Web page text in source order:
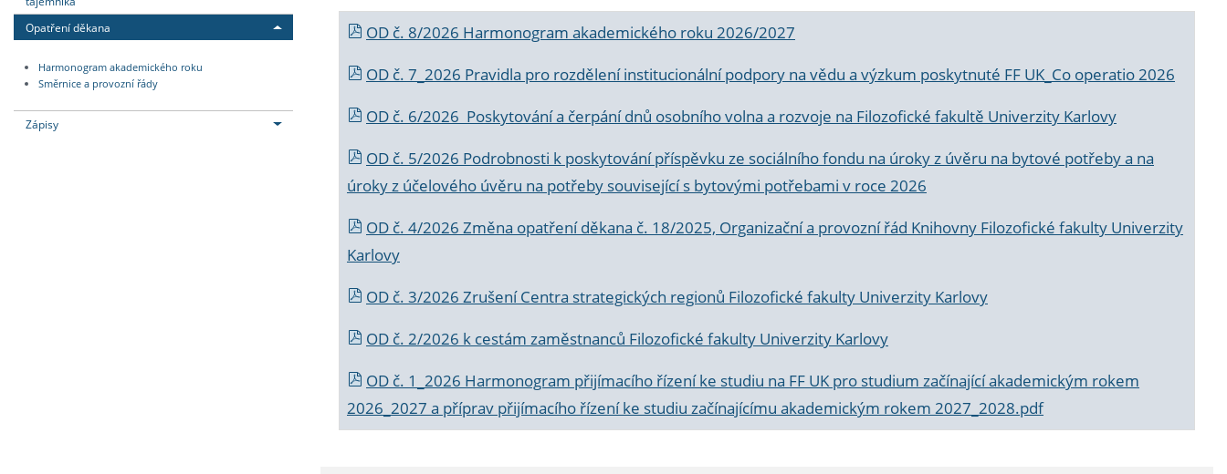
Opatření děkana
Harmonogram akademického roku
Směrnice a provozní řády
Zápisy
OD č. 8/2026 Harmonogram akademického roku 2026/2027
OD č. 7_2026 Pravidla pro rozdělení institucionální podpory na vědu a výzkum poskytnuté FF UK_Co operatio 2026
OD č. 6/2026 Poskytování a čerpání dnů osobního volna a rozvoje na Filozofické fakultě Univerzity Karlovy
OD č. 5/2026 Podrobnosti k poskytování příspěvku ze sociálního fondu na úroky z úvěru na bytové potřeby a na
úroky z účelového úvěru na potřeby související s bytovými potřebami v roce 2026
OD č. 4/2026 Změna opatření děkana č. 18/2025, Organizační a provozní řád Knihovny Filozofické fakulty Univerzity
Karlovy
OD č. 3/2026 Zrušení Centra strategických regionů Filozofické fakulty Univerzity Karlovy
OD č. 2/2026 k cestám zaměstnanců Filozofické fakulty Univerzity Karlovy
OD č. 1_2026 Harmonogram přijímacího řízení ke studiu na FF UK pro studium začínající akademickým rokem
2026_2027 a příprav přijímacího řízení ke studiu začínajícímu akademickým rokem 2027_2028.pdf